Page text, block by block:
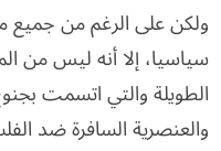
ولكن على الرغم من جميع
سياسيا، إلا أنه ليس من
الطويلة والتي اتسمت
والعنصرية السافرة ضد